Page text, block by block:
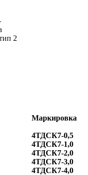
Маркировка
4ТДСК7-0,5
4ТДСК7-1,0
4ТДСК7-2,0
4ТДСК7-3,0
4ТДСК7-4,0